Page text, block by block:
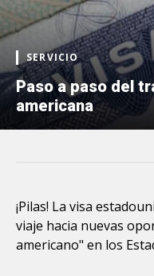
SERVICIO
Paso a paso del
americana
¡Pilas! La visa
viaje hacia nuevas
americano" en los